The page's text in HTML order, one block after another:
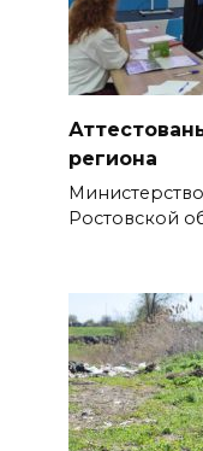
региона
Ростовской